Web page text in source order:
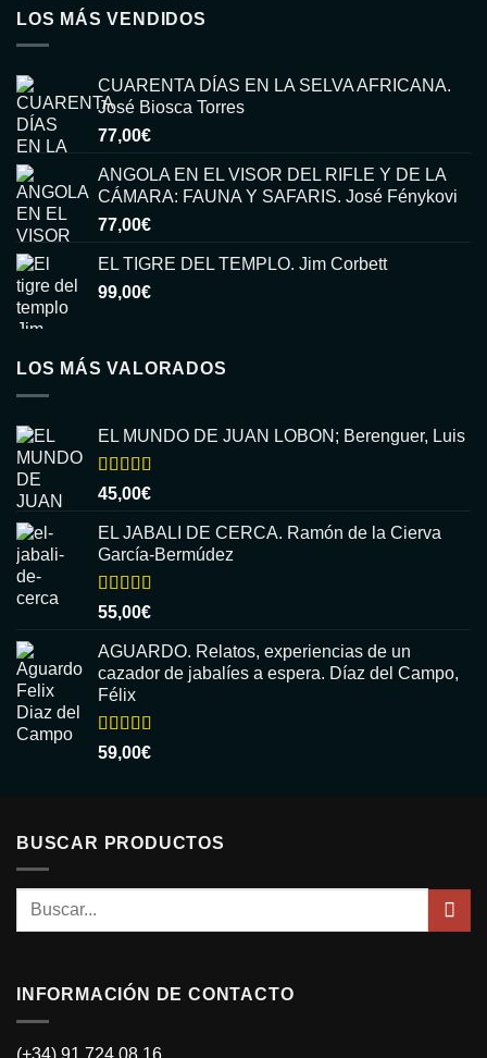
LOS MÁS VENDIDOS
CUARENTA DÍAS EN LA SELVA AFRICANA.
José Biosca Torres
77,00€
ANGOLA EN EL VISOR DEL RIFLE Y DE LA
CÁMARA: FAUNA Y SAFARIS. José Fénykovi
77,00€
EL TIGRE DEL TEMPLO. Jim Corbett
99,00€
LOS MÁS VALORADOS
EL MUNDO DE JUAN LOBON; Berenguer, Luis
Valorado
con
5
45,00€
EL JABALI DE CERCA. Ramón de la Cierva
García-Bermúdez
Valorado
con
5
55,00€
AGUARDO. Relatos, experiencias de un
cazador de jabalíes a espera. Díaz del Campo,
Félix
Valorado
con
59,00€
BUSCAR PRODUCTOS
Buscar
INFORMACIÓN DE CONTACTO
(+34) 91 724 08 16